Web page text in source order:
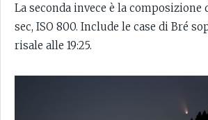
La seconda invece è la composizione
sec, ISO 800. Include le case di Bré
risale alle 19:25.